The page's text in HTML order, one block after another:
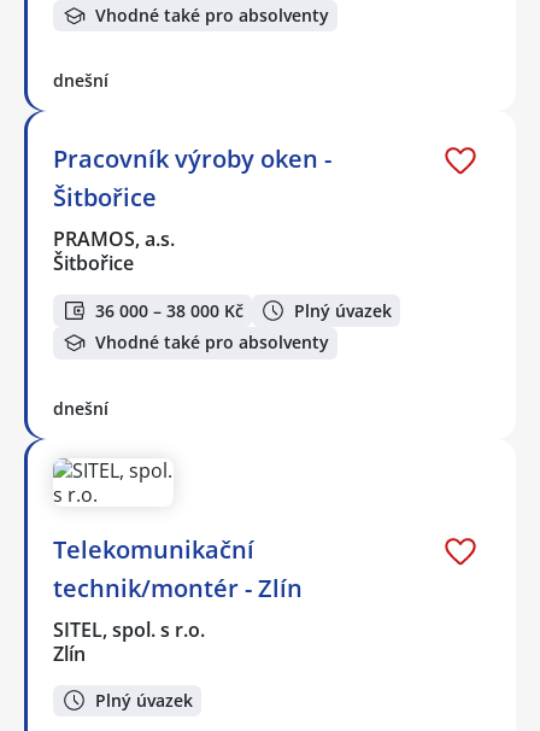
Vhodné také pro absolventy
dnešní
Pracovník výroby oken -
Šitbořice
PRAMOS, a.s.
Šitbořice
36 000 – 38 000 Kč
Plný úvazek
Vhodné také pro absolventy
dnešní
Telekomunikační
technik/montér - Zlín
SITEL, spol. s r.o.
Zlín
Plný úvazek